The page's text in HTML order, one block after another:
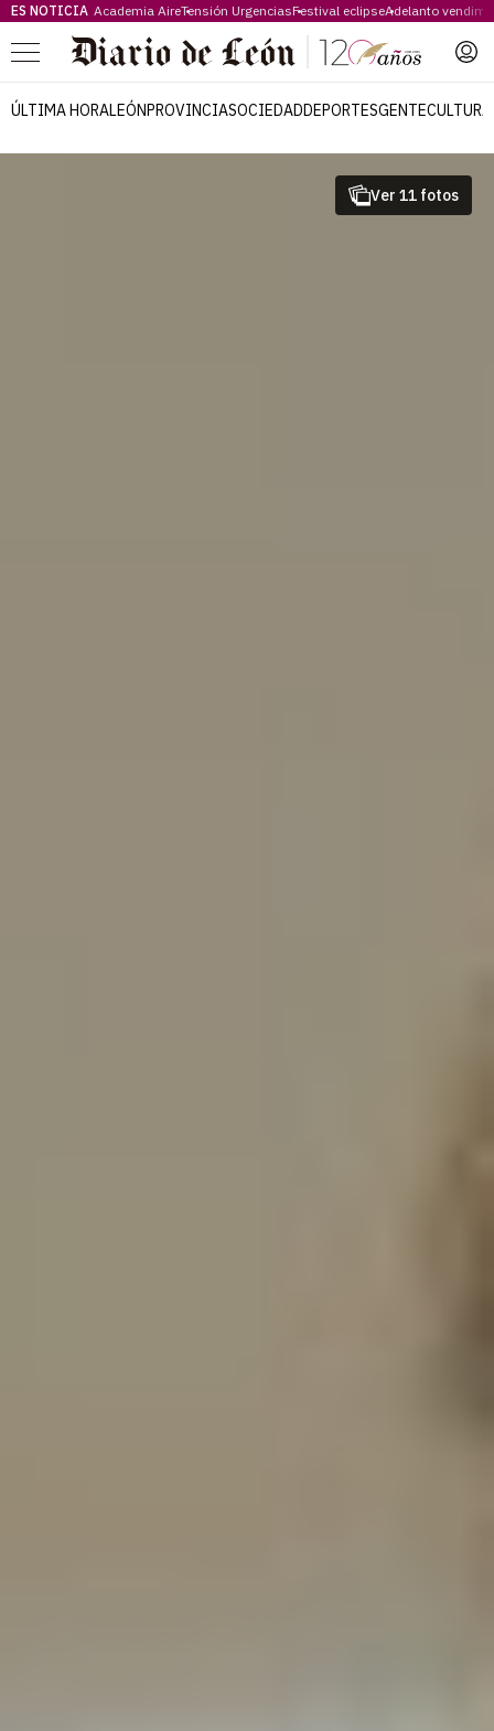
ES NOTICIA Academia AireTensión UrgenciasFestival eclipseAdelanto
Menú
ÚLTIMA HORALEÓNPROVINCIASOCIEDADDEPORTESGENTECULTURA
Ver 11 fotos